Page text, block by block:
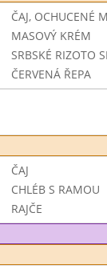
ČAJ, OCHUCENÉ
MASOVÝ KRÉM
SRBSKÉ RIZOTO
ČERVENÁ ŘEPA
ČAJ
CHLÉB S RAMOU
RAJČE